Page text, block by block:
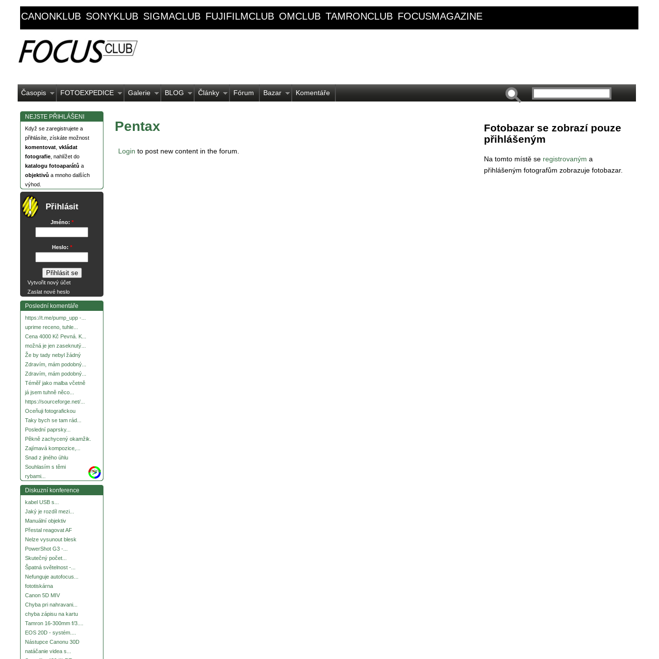
CANONKLUB SONYKLUB SIGMACLUB FUJIFILMCLUB OMCLUB TAMRONCLUB FOCUSMAGAZINE
Časopis FOTOEXPEDICE Galerie BLOG Články Fórum Bazar Komentáře
NEJSTE PŘIHLÁŠENI
Když se zaregistrujete a
přihlásíte, získáte možnost
komentovat vkládat
fotografie , nahlížet do
katalogu fotoaparátů a
objektivů a mnoho dalších
výhod.
Přihlásit
Jméno: *
Heslo: *
Vytvořit nový účet
Zaslat nové heslo
Poslední komentáře
https://t.me/pump_upp -...
uprime receno, tuhle...
Cena 4000 Kč Pevná. K...
možná je jen zaseknutý...
Že by tady nebyl žádný
Zdravím, mám podobný...
Zdravím, mám podobný...
Téměř jako malba včetně
já jsem tuhně něco...
https://sourceforge.net/...
Oceňuji fotografickou
Taky bych se tam rád...
Poslední paprsky...
Pěkně zachycený okamžik.
Zajímavá kompozice,...
Snad z jiného úhlu
Souhlasím s těmi
rybami...
more
Diskuzní konference
kabel USB s...
Jaký je rozdíl mezi...
Manuální objektiv
Přestal reagovat AF
Nelze vysunout blesk
PowerShot G3 -...
Skutečný počet...
Špatná světelnost -...
Nefunguje autofocus...
fototiskárna
Canon 5D MIV
Chyba pri nahravani...
chyba zápisu na kartu
Tamron 16-300mm f/3....
EOS 20D - systém....
Nástupce Canonu 30D
natáčanie videa s...
Pentax
Login to post new content in the forum.
Fotobazar se zobrazí pouze
přihlášeným
Na tomto místě se registrovaným a
přihlášeným fotografům zobrazuje fotobazar.